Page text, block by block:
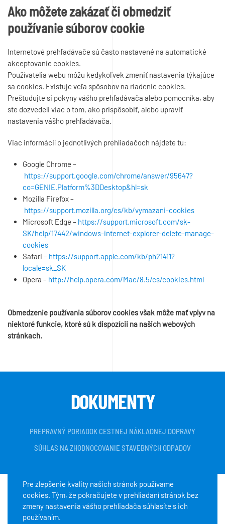
Ako môžete zakázať či obmedziť
používanie súborov cookie
Internetové prehľadávače sú často nastavené na automatické
akceptovanie cookies.
Používatelia webu môžu kedykoľvek zmeniť nastavenia týkajúce
sa cookies. Existuje veľa spôsobov na riadenie cookies.
Preštudujte si pokyny vášho prehľadávača alebo pomocníka, aby
ste dozvedeli viac o tom, ako prispôsobiť, alebo upraviť
nastavenia vášho prehľadávača.
Viac informácií o jednotlivých prehliadačoch nájdete tu:
Google Chrome –
https://support.google.com/chrome/answer/95647?
co=GENIE.Platform%3DDesktop&hl=sk
Mozilla Firefox –
https://support.mozilla.org/cs/kb/vymazani-cookies
Microsoft Edge – https://support.microsoft.com/sk-
SK/help/17442/windows-internet-explorer-delete-manage-
cookies
Safari – https://support.apple.com/kb/ph21411?
locale=sk_SK
Opera – http://help.opera.com/Mac/8.5/cs/cookies.html
Obmedzenie používania súborov cookies však môže mať vplyv na
niektoré funkcie, ktoré sú k dispozícii na našich webových
stránkach.
DOKUMENTY
PREPRAVNÝ PORIADOK CESTNEJ NÁKLADNEJ DOPRAVY
SÚHLAS NA ZHODNOCOVANIE STAVEBNÝCH ODPADOV
Copyright © 2020 K+K servis, s.r.o. Všetky práva vyhradené.
Pre zlepšenie kvality našich stránok používame
cookies. Tým, že pokračujete v prehliadaní stránok bez
zmeny nastavenia vášho prehliadača súhlasíte s ich
používaním.